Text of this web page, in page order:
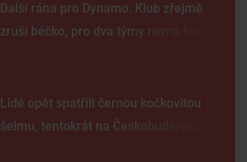
Další rána pro Dynamo. Klub zřejmě
zruší béčko, pro dva týmy nemá hráče
Lidé opět spatřili černou kočkovitou
šelmu, tentokrát na Českobudějovicku